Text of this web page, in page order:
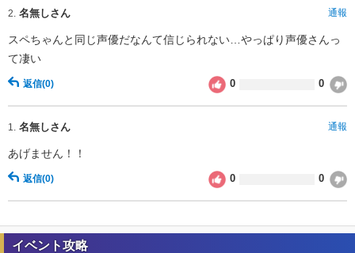
2. 名無しさん 通報
スペちゃんと同じ声優だなんて信じられない…やっぱり声優さんっ
て凄い
返信(0) 0 0
1. 名無しさん 通報
あげません！！
返信(0) 0 0
イベント攻略